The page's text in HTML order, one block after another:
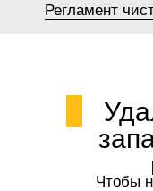
Регламент
Чтобы